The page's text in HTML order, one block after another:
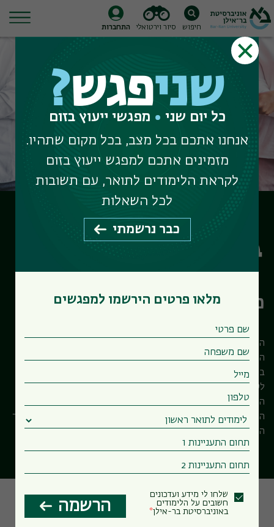
Skip
content
חיפוש סיור וירטואלי התחברות
מדעי חברה ובריאות
המחלקה למדעי חברה ובריאות הינה בית לחשיבה רב תחומית,
המשלב בין מדעי החברה לבין מדעי הבריאות, ומיועד למתעניינים
בתחומים הקשורים לפרט, לקבוצה וליחסים ביניהם, ולמתעתדים
לעסוק בסיוע לאחרים. לימודי התואר הראשון כוללים את מגמת
הפרט (פסיכולוגיה, סוציולוגיה וקרימינולוגיה), מגמת גרונטולוגיה,
התוכנית לניהול משאבי אנוש והתוכנית לדימות רפואי. לימודי התואר
השני כוללים לימודי גרונטולוגיה:מדעי הזקנה ומשאבי אנוש.
על המחלקה איך מתקבלים
איך נרשמים מלגות
שניפגש?
כל יום שני מפגשי ייעוץ בזום
אנחנו אתכם בכל מצב, בכל מקום שתהיו.
מזמינים אתכם למפגש ייעוץ בזום
לקראת הלימודים לתואר, עם תשובות
לכל השאלות
כבר נרשמתי
מלאו פרטים הירשמו למפגשים
שלחו לי מידע ועדכונים
חשובים על הלימודים
באוניברסיטת בר-אילן
הרשמה